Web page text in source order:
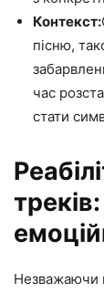
Контекст:
пісню,
час
стати
Незважаючи